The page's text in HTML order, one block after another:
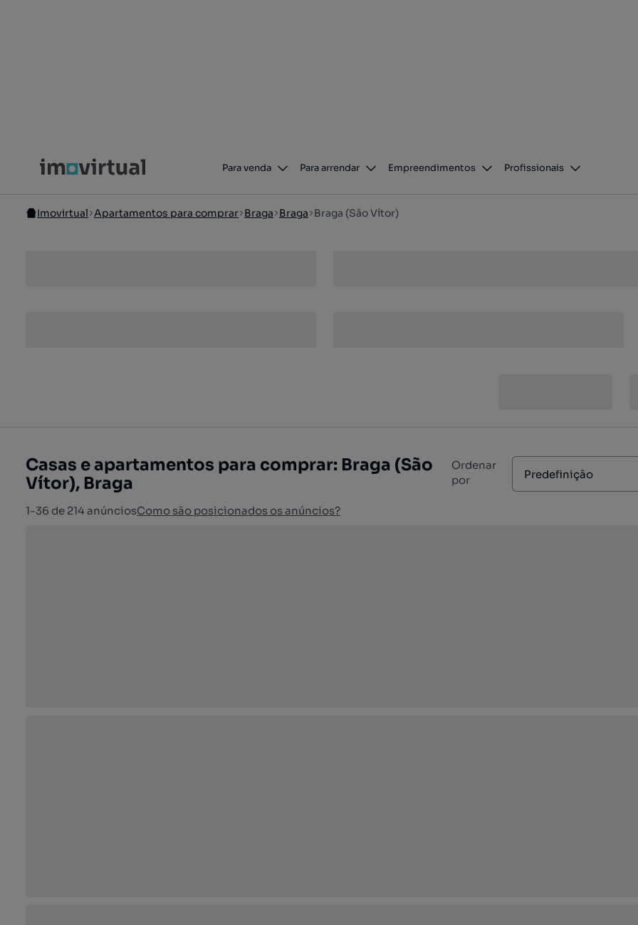
Para venda Para arrendar Empreendimentos Profissionais
Imovirtual Apartamentos para comprar Braga Braga Braga (São Vítor)
Casas e apartamentos para comprar: Braga (São
Vítor), Braga
1-36 de 214 anúnciosComo são posicionados os anúncios?
Ordenar
por
Predefinição